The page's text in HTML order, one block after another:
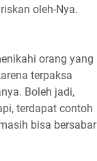
oleh-Nya.
orang yang
terpaksa
Boleh jadi,
terdapat contoh
bisa bersabar